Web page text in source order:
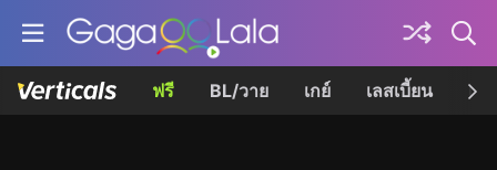
ฟรี BL/วาย เกย์ เลสเบี้ยน เค